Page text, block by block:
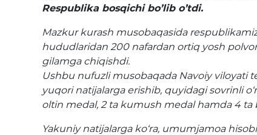
Respublika bosqichi bo’lib o’tdi.
Mazkur kurash musobaqasida
hududlaridan 200 nafardan ortiq yosh
gilamga chiqishdi.
Ushbu nufuzli musobaqada Navoiy viloyati
yuqori natijalarga erishib, quyidagi sovrinli
oltin medal, 2 ta kumush medal hamda 4 ta
Yakuniy natijalarga ko‘ra, umumjamoa